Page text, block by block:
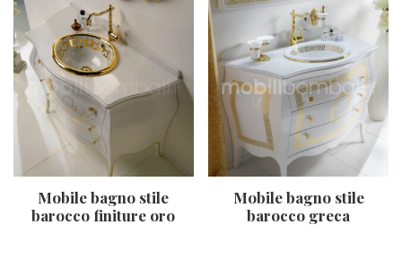
Mobile bagno stile
barocco finiture oro
Mobile bagno stile
barocco greca